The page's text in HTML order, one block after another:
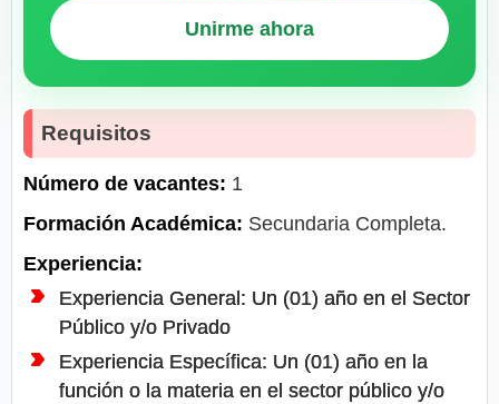
Unirme ahora
Requisitos
Número de vacantes: 1
Formación Académica: Secundaria Completa.
Experiencia:
Experiencia General: Un (01) año en el Sector
Público y/o Privado
Experiencia Específica: Un (01) año en la
función o la materia en el sector público y/o